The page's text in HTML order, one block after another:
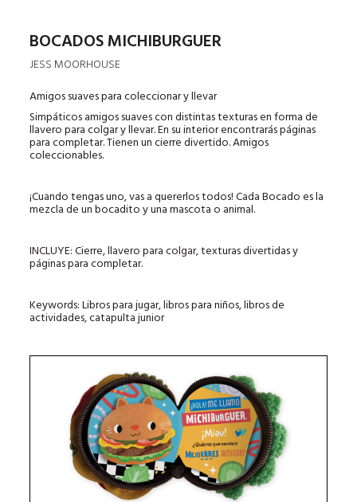
BOCADOS MICHIBURGUER
JESS MOORHOUSE
Amigos suaves para coleccionar y llevar
Simpáticos amigos suaves con distintas texturas en forma de
llavero para colgar y llevar. En su interior encontrarás páginas
para completar. Tienen un cierre divertido. Amigos
coleccionables.
¡Cuando tengas uno, vas a quererlos todos! Cada Bocado es la
mezcla de un bocadito y una mascota o animal.
INCLUYE: Cierre, llavero para colgar, texturas divertidas y
páginas para completar.
Keywords: Libros para jugar, libros para niños, libros de
actividades, catapulta junior